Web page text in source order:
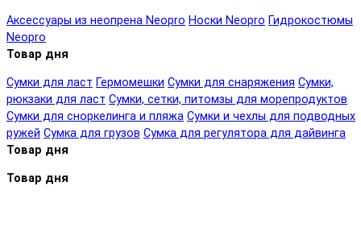
Аксессуары из неопрена Neopro Носки Neopro Гидрокостюмы
Neopro
Товар дня
Сумки для ласт Гермомешки Сумки для снаряжения Сумки,
рюкзаки для ласт Сумки, сетки, питомзы для морепродуктов
Сумки для сноркелинга и пляжа Сумки и чехлы для подводных
ружей Сумка для грузов Сумка для регулятора для дайвинга
Товар дня
Товар дня